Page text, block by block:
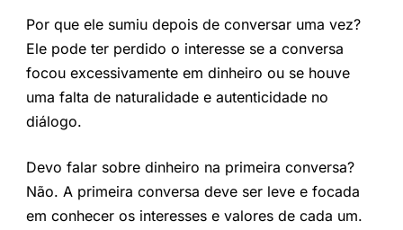
Por que ele sumiu depois de conversar uma vez?
Ele pode ter perdido o interesse se a conversa
focou excessivamente em dinheiro ou se houve
uma falta de naturalidade e autenticidade no
diálogo.
Devo falar sobre dinheiro na primeira conversa?
Não. A primeira conversa deve ser leve e focada
em conhecer os interesses e valores de cada um.